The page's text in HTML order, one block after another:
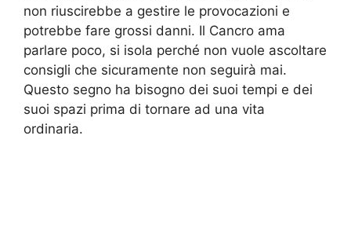
non riuscirebbe a gestire le provocazioni e
potrebbe fare grossi danni. Il Cancro ama
parlare poco, si isola perché non vuole ascoltare
consigli che sicuramente non seguirà mai.
Questo segno ha bisogno dei suoi tempi e dei
suoi spazi prima di tornare ad una vita
ordinaria.